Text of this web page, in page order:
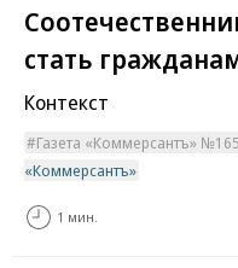
стать
Контекст
Газета «Коммерсантъ»
«Коммерсантъ»
1 мин.